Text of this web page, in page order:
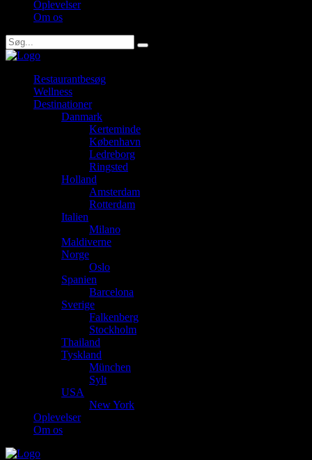
Oplevelser
Om os
Restaurantbesøg
Wellness
Destinationer
Danmark
Kerteminde
København
Ledreborg
Ringsted
Holland
Amsterdam
Rotterdam
Italien
Milano
Maldiverne
Norge
Oslo
Spanien
Barcelona
Sverige
Falkenberg
Stockholm
Thailand
Tyskland
München
Sylt
USA
New York
Oplevelser
Om os